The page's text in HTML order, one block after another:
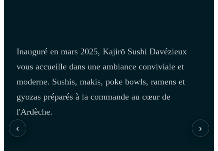
Inauguré en mars 2025, Kajirō Sushi Davézieux
vous accueille dans une ambiance conviviale et
moderne. Sushis, makis, poke bowls, ramens et
gyozas préparés à la commande au cœur de
l'Ardèche.
‹
›